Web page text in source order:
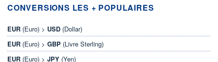
CONVERSIONS LES + POPULAIRES
EUR (Euro) > USD (Dollar)
EUR (Euro) > GBP (Livre Sterling)
EUR (Euro) > JPY (Yen)